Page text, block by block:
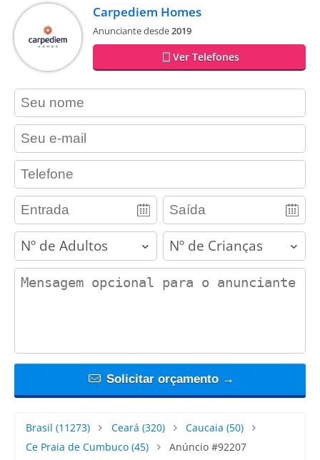
Carpediem Homes
Anunciante desde2019
Ver Telefones
contact_name
contact_email
contact_phone
adults children
contact_message
Solicitar orçamento →
Brasil (11273) Ceará (320) Caucaia (50)
Ce Praia de Cumbuco (45) Anúncio #92207